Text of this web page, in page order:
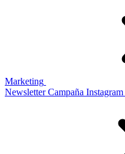
Marketing
Newsletter Campaña Instagram